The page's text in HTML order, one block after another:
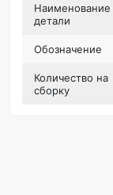
Наименование
детали
Обозначение
Количество на
сборку